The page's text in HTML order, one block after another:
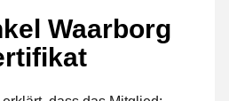
Waarborg